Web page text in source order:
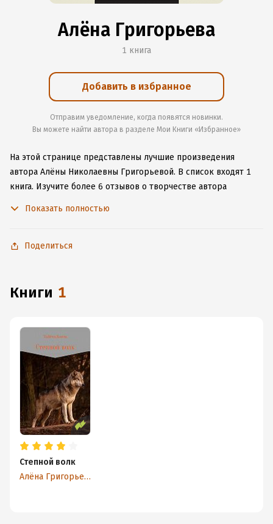
Алёна Григорьева
1 книга
Добавить в избранное
Отправим уведомление, когда появятся новинки.
Вы можете найти автора в разделе Мои Книги «Избранное»
На этой странице представлены лучшие произведения
автора Алёны Николаевны Григорьевой. В список входят 1
книга. Изучите более 6 отзывов о творчестве автора
не расставаться с любимыми произведениями даже без
Показать полностью
Поделиться
книги 1
Степной волк
Алёна Григорьева